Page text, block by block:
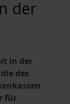
der
in der
des
für